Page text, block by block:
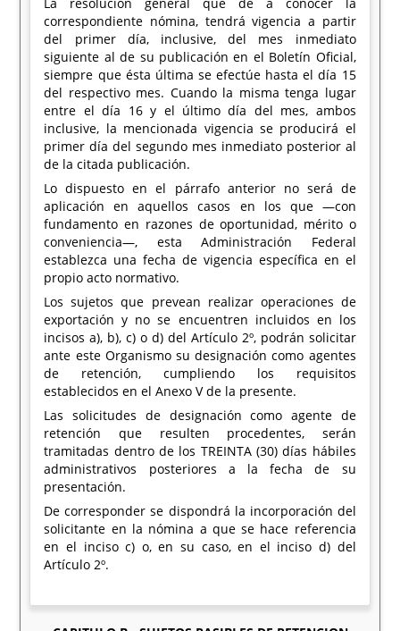
correspondiente nómina, tendrá vigencia a partir
del primer día, inclusive, del mes inmediato
siguiente al de su publicación en el Boletín Oficial,
siempre que ésta última se efectúe hasta el día 15
del respectivo mes. Cuando la misma tenga lugar
entre el día 16 y el último día del mes, ambos
inclusive, la mencionada vigencia se producirá el
primer día del segundo mes inmediato posterior al
de la citada publicación.
Lo dispuesto en el párrafo anterior no será de
aplicación en aquellos casos en los que —con
fundamento en razones de oportunidad, mérito o
conveniencia—, esta Administración Federal
establezca una fecha de vigencia específica en el
propio acto normativo.
Los sujetos que prevean realizar operaciones de
exportación y no se encuentren incluidos en los
incisos a), b), c) o d) del Artículo 2º, podrán solicitar
ante este Organismo su designación como agentes
de retención, cumpliendo los requisitos
establecidos en el Anexo V de la presente.
Las solicitudes de designación como agente de
retención que resulten procedentes, serán
tramitadas dentro de los TREINTA (30) días hábiles
administrativos posteriores a la fecha de su
presentación.
De corresponder se dispondrá la incorporación del
solicitante en la nómina a que se hace referencia
en el inciso c) o, en su caso, en el inciso d) del
Artículo 2º.